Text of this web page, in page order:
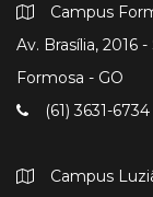
Campus
Av. Brasília, 2016
Formosa - GO
(61) 3631-6734
Campus